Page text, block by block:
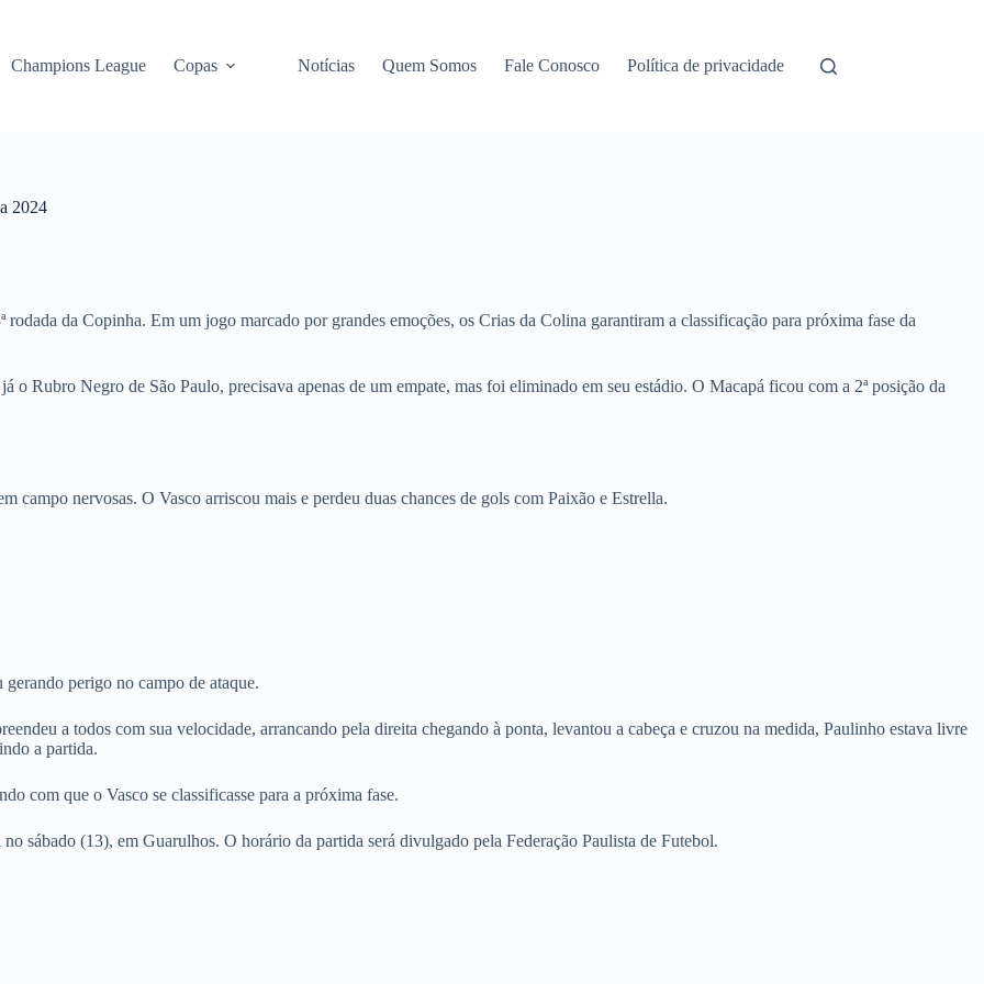
Champions League Copas Notícias Quem Somos Fale Conosco Política de privacidade
2024
da Copinha. Em um jogo marcado por grandes emoções, os Crias da Colina garantiram a classificação para próxima fase da
Rubro Negro de São Paulo, precisava apenas de um empate, mas foi eliminado em seu estádio. O Macapá ficou com a 2ª posição da
campo nervosas. O Vasco arriscou mais e perdeu duas chances de gols com Paixão e Estrella.
perigo no campo de ataque.
a todos com sua velocidade, arrancando pela direita chegando à ponta, levantou a cabeça e cruzou na medida, Paulinho estava livre
a partida.
com que o Vasco se classificasse para a próxima fase.
sábado (13), em Guarulhos. O horário da partida será divulgado pela Federação Paulista de Futebol.